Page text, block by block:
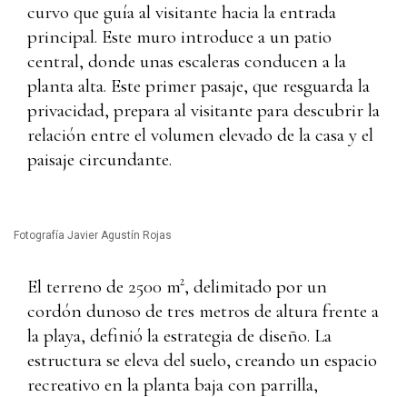
curvo que guía al visitante hacia la entrada
principal. Este muro introduce a un patio
central, donde unas escaleras conducen a la
planta alta. Este primer pasaje, que resguarda la
privacidad, prepara al visitante para descubrir la
relación entre el volumen elevado de la casa y el
paisaje circundante.
Fotografía Javier Agustín Rojas
El terreno de 2500 m², delimitado por un
cordón dunoso de tres metros de altura frente a
la playa, definió la estrategia de diseño. La
estructura se eleva del suelo, creando un espacio
recreativo en la planta baja con parrilla,